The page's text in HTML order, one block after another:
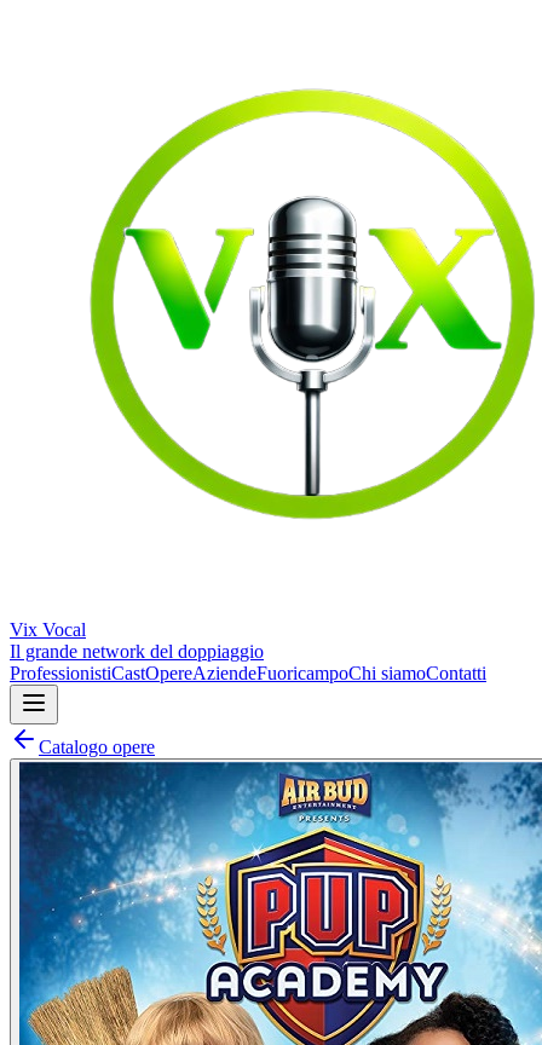
Vix Vocal
Il grande network del doppiaggio
ProfessionistiCastOpereAziendeFuoricampoChi siamoContatti
Catalogo opere